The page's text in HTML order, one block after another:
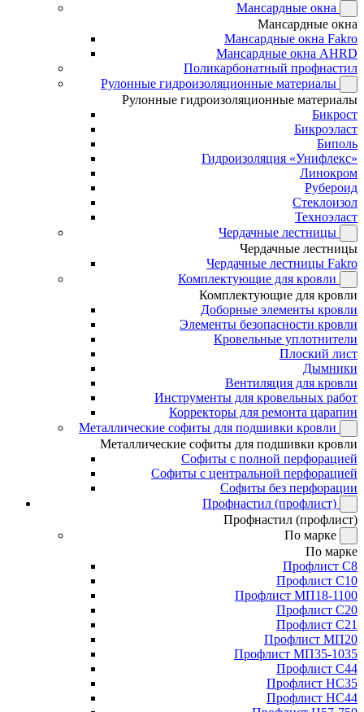
Мансардные окна
Мансардные окна
Мансардные окна Fakro
Мансардные окна AHRD
Поликарбонатный профнастил
Рулонные гидроизоляционные материалы
Рулонные гидроизоляционные материалы
Бикрост
Бикроэласт
Биполь
Гидроизоляция «Унифлекс»
Линокром
Рубероид
Стеклоизол
Техноэласт
Чердачные лестницы
Чердачные лестницы
Чердачные лестницы Fakro
Комплектующие для кровли
Комплектующие для кровли
Доборные элементы кровли
Элементы безопасности кровли
Кровельные уплотнители
Плоский лист
Дымники
Вентиляция для кровли
Инструменты для кровельных работ
Корректоры для ремонта царапин
Металлические софиты для подшивки кровли
Металлические софиты для подшивки кровли
Софиты с полной перфорацией
Софиты с центральной перфорацией
Софиты без перфорации
Профнастил (профлист)
Профнастил (профлист)
По марке
По марке
Профлист С8
Профлист С10
Профлист МП18-1100
Профлист С20
Профлист С21
Профлист МП20
Профлист МП35-1035
Профлист С44
Профлист НС35
Профлист НС44